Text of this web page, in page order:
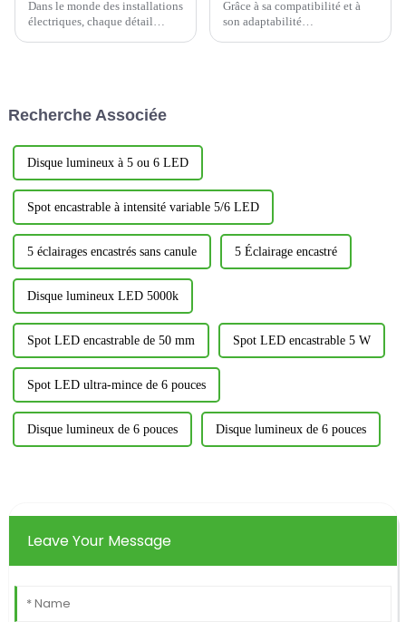
Dans le monde des installations
électriques, chaque détail
Aujourd'hui,...
Grâce à sa compatibilité et à
son adaptabilité
Recherche Associée
Disque lumineux à 5 ou 6 LED
Spot encastrable à intensité variable 5/6 LED
5 éclairages encastrés sans canule 5 Éclairage encastré
Disque lumineux LED 5000k
Spot LED encastrable de 50 mm Spot LED encastrable 5 W
Spot LED ultra-mince de 6 pouces
Disque lumineux de 6 pouces Disque lumineux de 6 pouces
Leave Your Message